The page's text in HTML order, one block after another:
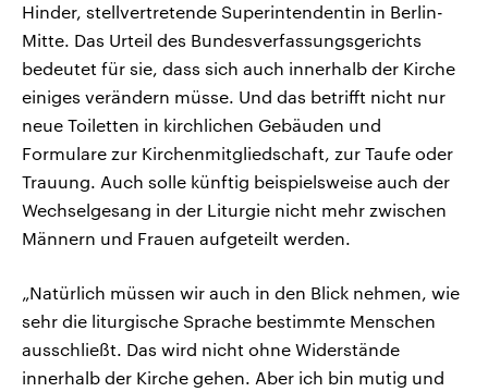
Hinder, stellvertretende Superintendentin in Berlin-
Mitte. Das Urteil des Bundesverfassungsgerichts
bedeutet für sie, dass sich auch innerhalb der Kirche
einiges verändern müsse. Und das betrifft nicht nur
neue Toiletten in kirchlichen Gebäuden und
Formulare zur Kirchenmitgliedschaft, zur Taufe oder
Trauung. Auch solle künftig beispielsweise auch der
Wechselgesang in der Liturgie nicht mehr zwischen
Männern und Frauen aufgeteilt werden.
„Natürlich müssen wir auch in den Blick nehmen, wie
sehr die liturgische Sprache bestimmte Menschen
ausschließt. Das wird nicht ohne Widerstände
innerhalb der Kirche gehen. Aber ich bin mutig und